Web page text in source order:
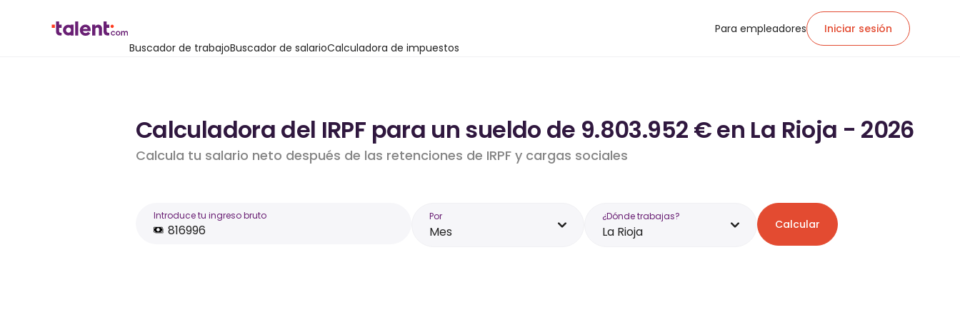
Buscador de trabajoBuscador de salarioCalculadora de impuestos
Para empleadores Iniciar sesión
Calculadora del IRPF para un sueldo de 9.803.952 € en La Rioja - 2026
Calcula tu salario neto después de las retenciones de IRPF y cargas sociales
Introduce tu ingreso bruto Por
Mes
¿Dónde trabajas?
La Rioja Calcular